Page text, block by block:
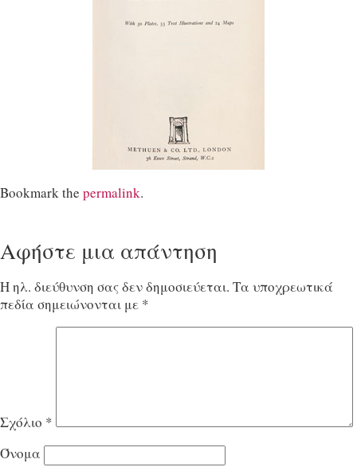
Bookmark the permalink.
Αφήστε μια απάντηση
Η ηλ. διεύθυνση σας δεν δημοσιεύεται. Τα υποχρεωτικά
πεδία σημειώνονται με *
Σχόλιο *
Όνομα